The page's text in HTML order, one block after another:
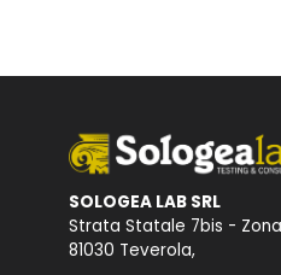
SOLOGEA LAB SRL
Strata Statale 7bis -
81030 Teverola,